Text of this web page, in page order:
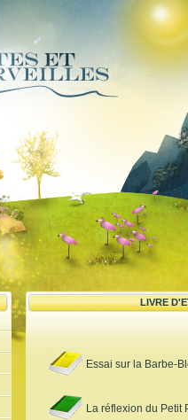
LIVRE
Essai sur la Barbe-
La réflexion du Petit